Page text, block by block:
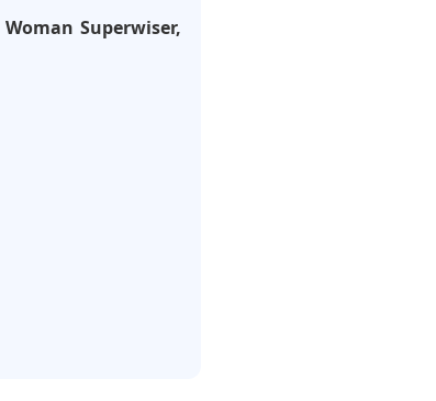
Superwiser,